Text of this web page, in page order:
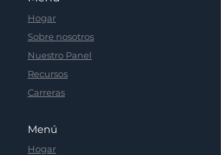
Hogar
Sobre nosotros
Nuestro Panel
Recursos
Carreras
Menú
Hogar